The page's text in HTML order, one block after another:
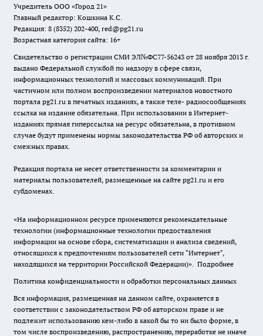
Учредитель ООО «Город 21»
Главный редактор: Кошкина К.С.
Редакция: 8 (8352) 202-400, red@pg21.ru
Возрастная категория сайта: 16+
Свидетельство о регистрации СМИ ЭЛ№ФС77-56243 от 28 ноября 2013 г.
выдано Федеральной службой по надзору в сфере связи,
информационных технологий и массовых коммуникаций. При
частичном или полном воспроизведении материалов новостного
портала pg21.ru в печатных изданиях, а также теле- радиосообщениях
ссылка на издание обязательна. При использовании в Интернет-
изданиях прямая гиперссылка на ресурс обязательна, в противном
случае будут применены нормы законодательства РФ об авторских и
смежных правах.
Редакция портала не несет ответственности за комментарии и
материалы пользователей, размещенные на сайте pg21.ru и его
субдоменах.
«На информационном ресурсе применяются рекомендательные
технологии (информационные технологии предоставления
информации на основе сбора, систематизации и анализа сведений,
относящихся к предпочтениям пользователей сети "Интернет",
находящихся на территории Российской Федерации)». Подробнее
Политика конфиденциальности и обработки персональных данных
Вся информация, размещенная на данном сайте, охраняется в
соответствии с законодательством РФ об авторском праве и не
подлежит использованию кем-либо в какой бы то ни было форме, в
том числе воспроизведению, распространению, переработке не иначе